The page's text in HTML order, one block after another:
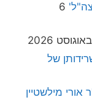
6
של
מילשטיין